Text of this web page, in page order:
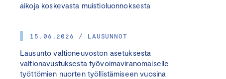
aikoja koskevasta muistioluonnoksesta
15.06.2026 / LAUSUNNOT
Lausunto valtioneuvoston asetuksesta
valtionavustuksesta työvoimaviranomaiselle
työttömien nuorten työllistämiseen vuosina